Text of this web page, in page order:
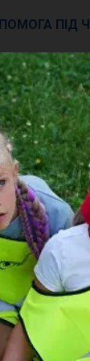
ПІД
ласка,
заняття.
тому важливо
групи у
навчання.
якщо не
тим,